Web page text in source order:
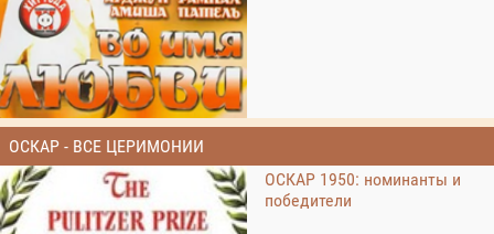
ОСКАР - ВСЕ ЦЕРИМОНИИ
ОСКАР 1950: номинанты и
победители